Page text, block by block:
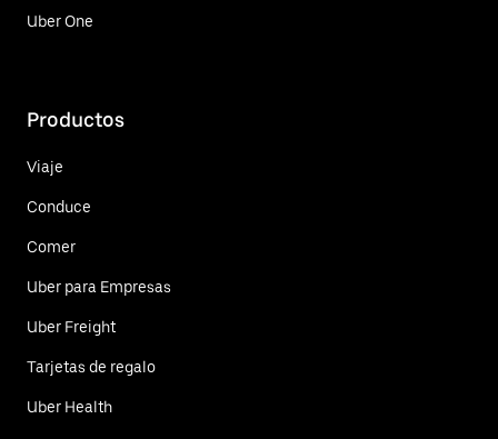
Uber One
Productos
Viaje
Conduce
Comer
Uber para Empresas
Uber Freight
Tarjetas de regalo
Uber Health